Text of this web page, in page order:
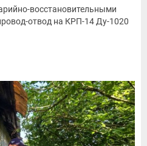
восстановительными
отвод на КРП-14 Ду-1020